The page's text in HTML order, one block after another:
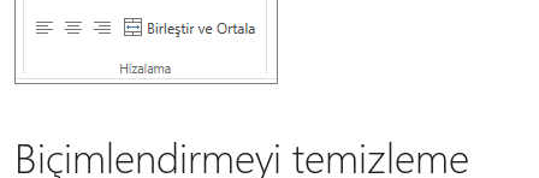
Biçimlendirmeyi temizleme